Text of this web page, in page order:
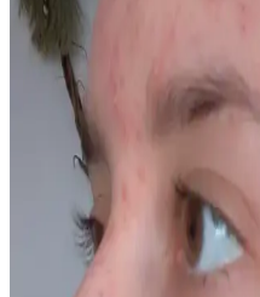
Erkeklerin yüz hatlarını
sağlayan makyaj teknikleri, cilt
hakkında kapsamlı bilgiler
Seyrek Kaşlarla Başa
Çözümler Üzerine
Seyrek kaşların nedenleri,
makyaj tekniklerine kadar
Beslenme ve bakım önerileriyle
Düğünden Önce Kirpik